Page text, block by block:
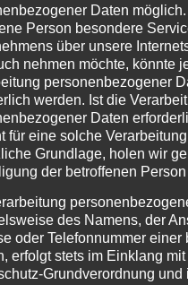
einen
Adresse wird nicht
Felder sind mit
*
Daten
Person besondere
über unsere
nehmen möchte, könnte
personenbezogener
werden. Ist die
Daten
für eine solche
Grundlage, holen wir
der betroffenen
des Namens, der
oder Telefonnummer einer
erfolgt stets im Einklang mit
Grundverordnung und